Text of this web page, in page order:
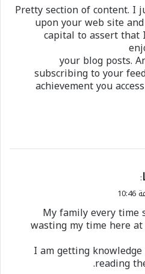
Pretty section of content. I
upon your web site
capital to assert that
your blog posts.
subscribing to your
achievement you
:
My family every time
wasting my time here
I am getting
reading